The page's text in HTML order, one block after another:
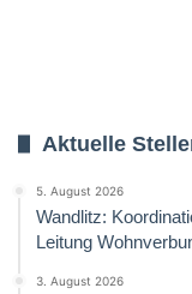
Aktuelle
5. August 2026
Wandlitz:
Leitung
3. August 2026